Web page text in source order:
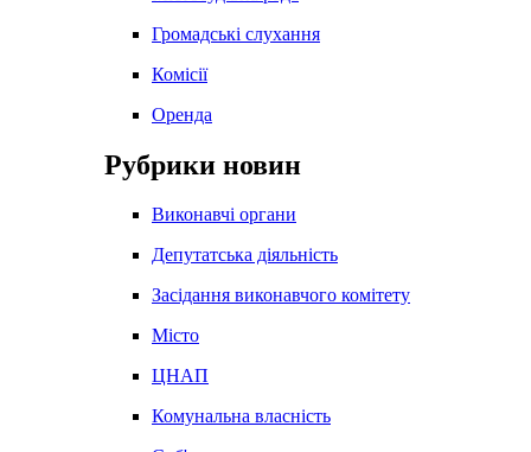
Громадські слухання
Комісії
Оренда
Рубрики новин
Виконавчі органи
Депутатська діяльність
Засідання виконавчого комітету
Місто
ЦНАП
Комунальна власність